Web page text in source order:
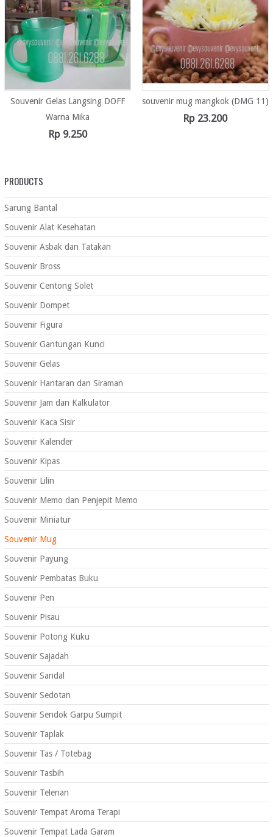
Souvenir Gelas Langsing DOFF
Warna Mika
Rp 9.250
souvenir mug mangkok (DMG 11)
Rp 23.200
PRODUCTS
Sarung Bantal
Souvenir Alat Kesehatan
Souvenir Asbak dan Tatakan
Souvenir Bross
Souvenir Centong Solet
Souvenir Dompet
Souvenir Figura
Souvenir Gantungan Kunci
Souvenir Gelas
Souvenir Hantaran dan Siraman
Souvenir Jam dan Kalkulator
Souvenir Kaca Sisir
Souvenir Kalender
Souvenir Kipas
Souvenir Lilin
Souvenir Memo dan Penjepit Memo
Souvenir Miniatur
Souvenir Mug
Souvenir Payung
Souvenir Pembatas Buku
Souvenir Pen
Souvenir Pisau
Souvenir Potong Kuku
Souvenir Sajadah
Souvenir Sandal
Souvenir Sedotan
Souvenir Sendok Garpu Sumpit
Souvenir Taplak
Souvenir Tas / Totebag
Souvenir Tasbih
Souvenir Telenan
Souvenir Tempat Aroma Terapi
Souvenir Tempat Lada Garam